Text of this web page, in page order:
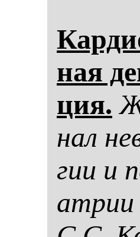
ная
ция.
нал
гии и
ат­рии